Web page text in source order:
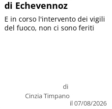
di Echevennoz
di
Cinzia Timpano
il 07/08/2026
E in corso l'intervento dei vigili
del fuoco, non ci sono feriti